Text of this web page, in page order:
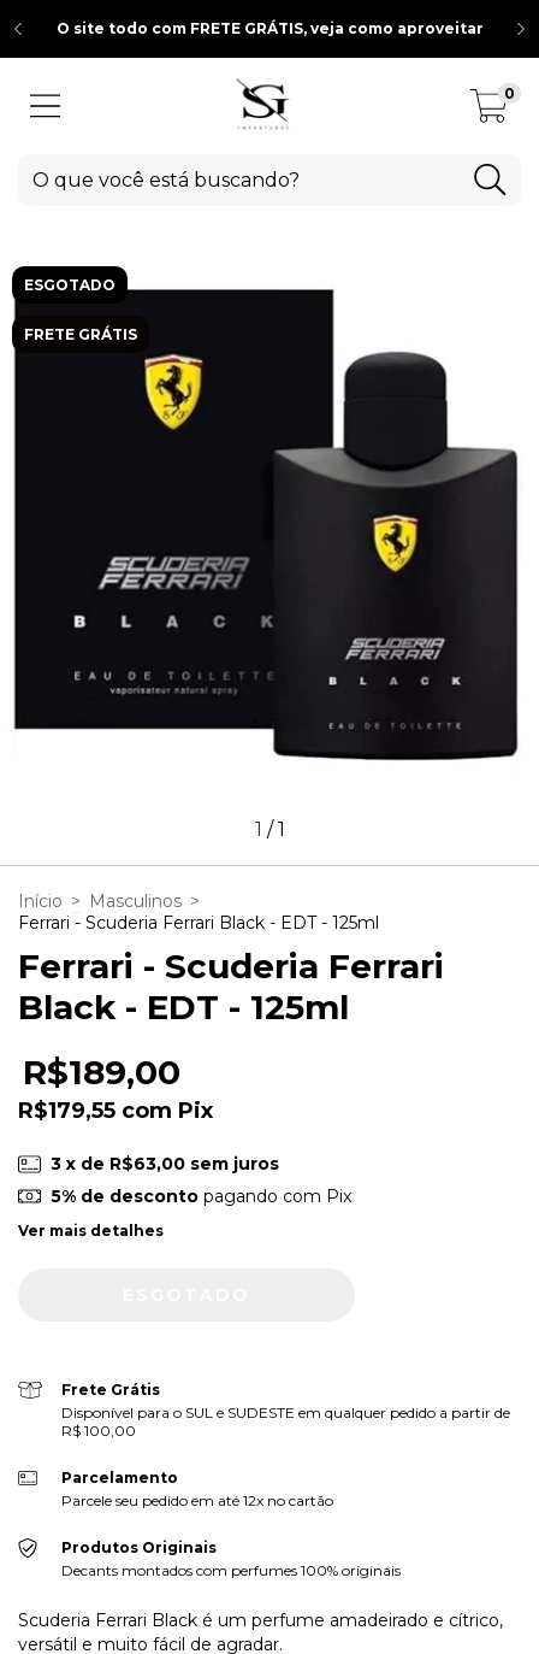
O site todo com FRETE GRÁTIS, veja como aproveitar
0
ESGOTADO
FRETE GRÁTIS
1 /1
Início > Masculinos >
Ferrari - Scuderia Ferrari Black - EDT - 125ml
Ferrari - Scuderia Ferrari
Black - EDT - 125ml
R$189,00
R$179,55 com Pix
3 x de R$63,00 sem juros
5% de descontopagando com Pix
Ver mais detalhes
Frete Grátis
Disponível para o SUL e SUDESTE em qualquer pedido a partir de
R$ 100,00
Parcelamento
Parcele seu pedido em até 12x no cartão
Produtos Originais
Decants montados com perfumes 100% originais
Scuderia Ferrari Black é um perfume amadeirado e cítrico,
versátil e muito fácil de agradar.